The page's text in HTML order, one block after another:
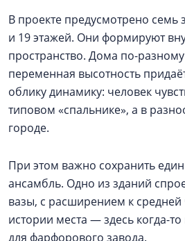
В проекте предусмотрено семь
и 19 этажей. Они формируют
пространство. Дома по-
переменная высотность
облику динамику: человек
типовом «спальнике», а в
городе.
При этом важно сохранить
ансамбль. Одно из зданий
вазы, с расширением к средней
истории места — здесь когда-
для фарфорового завода.